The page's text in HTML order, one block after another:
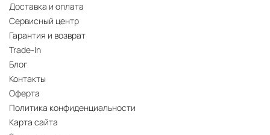
Доставка и оплата
Сервисный центр
Гарантия и возврат
Trade-In
Блог
Контакты
Оферта
Политика конфиденциальности
Карта сайта